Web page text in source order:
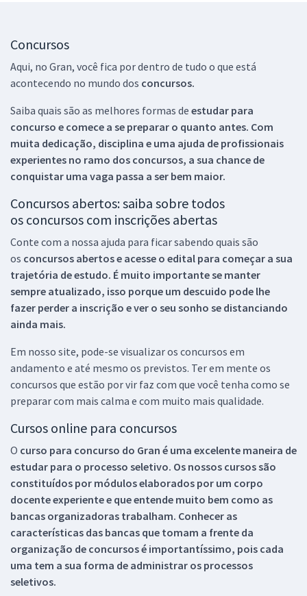
Concursos
Aqui, no Gran, você fica por dentro de tudo o que está
acontecendo no mundo dos concursos.
Saiba quais são as melhores formas de estudar para
concurso e comece a se preparar o quanto antes. Com
muita dedicação, disciplina e uma ajuda de profissionais
experientes no ramo dos concursos, a sua chance de
conquistar uma vaga passa a ser bem maior.
Concursos abertos: saiba sobre todos
os concursos com inscrições abertas
Conte com a nossa ajuda para ficar sabendo quais são
os concursos abertos e acesse o edital para começar a sua
trajetória de estudo. É muito importante se manter
sempre atualizado, isso porque um descuido pode lhe
fazer perder a inscrição e ver o seu sonho se distanciando
ainda mais.
Em nosso site, pode-se visualizar os concursos em
andamento e até mesmo os previstos. Ter em mente os
concursos que estão por vir faz com que você tenha como se
preparar com mais calma e com muito mais qualidade.
Cursos online para concursos
O curso para concurso do Gran é uma excelente maneira de
estudar para o processo seletivo. Os nossos cursos são
constituídos por módulos elaborados por um corpo
docente experiente e que entende muito bem como as
bancas organizadoras trabalham. Conhecer as
características das bancas que tomam a frente da
organização de concursos é importantíssimo, pois cada
uma tem a sua forma de administrar os processos
seletivos.